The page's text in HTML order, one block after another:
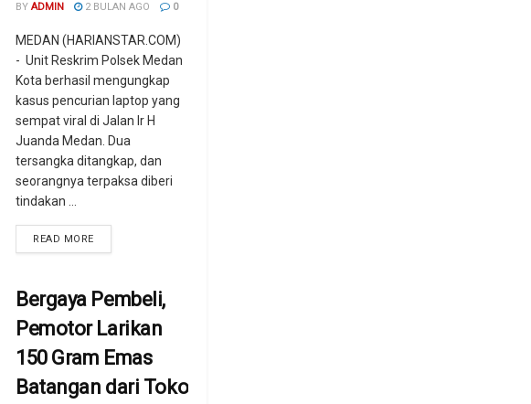
BY ADMIN 2 BULAN AGO 0
MEDAN (HARIANSTAR.COM)
- Unit Reskrim Polsek Medan
Kota berhasil mengungkap
kasus pencurian laptop yang
sempat viral di Jalan Ir H
Juanda Medan. Dua
tersangka ditangkap, dan
seorangnya terpaksa diberi
tindakan ...
READ MORE
Bergaya Pembeli,
Pemotor Larikan
150 Gram Emas
Batangan dari Toko